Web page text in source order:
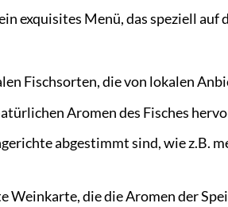
exquisites Menü, das speziell auf
Fischsorten, die von lokalen
Aromen des Fisches
abgestimmt sind, wie z.B.
Weinkarte, die die Aromen der